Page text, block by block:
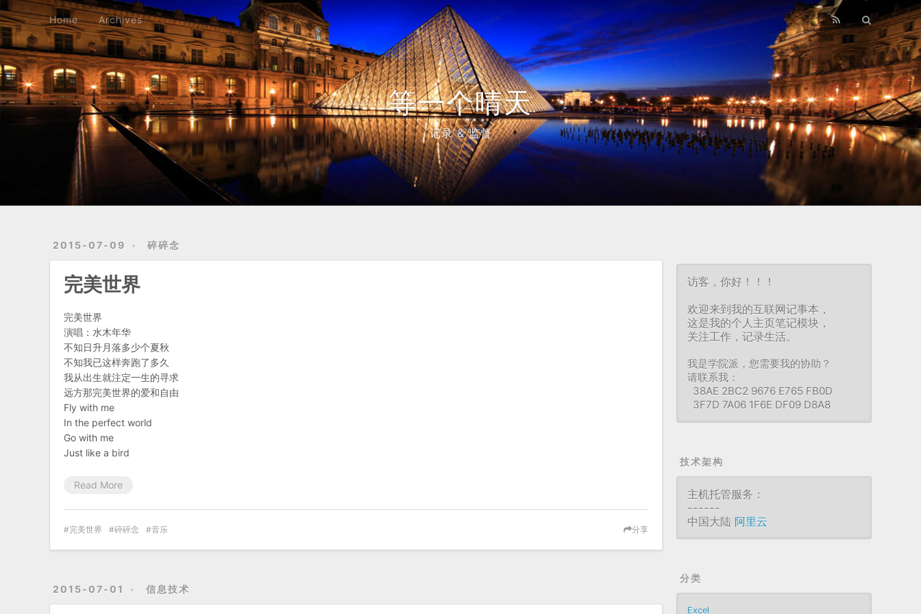
等一个晴天
记录 & 监督
Home Archives
2015-07-09 碎碎念
完美世界
完美世界
演唱：水木年华
不知日升月落多少个夏秋
不知我已这样奔跑了多久
我从出生就注定一生的寻求
远方那完美世界的爱和自由
Fly with me
In the perfect world
Go with me
Just like a bird
Read More
分享
完美世界 碎碎念 音乐
2015-07-01 信息技术
访客，你好！！！
欢迎来到我的互联网记事本，
这是我的个人主页笔记模块，
关注工作，记录生活。
我是学院派，您需要我的协助？
请联系我：
38AE 2BC2 9676 E765 FB0D
3F7D 7A06 1F6E DF09 D8A8
技术架构
主机托管服务：
------
中国大陆 阿里云
分类
Excel
Home Archives